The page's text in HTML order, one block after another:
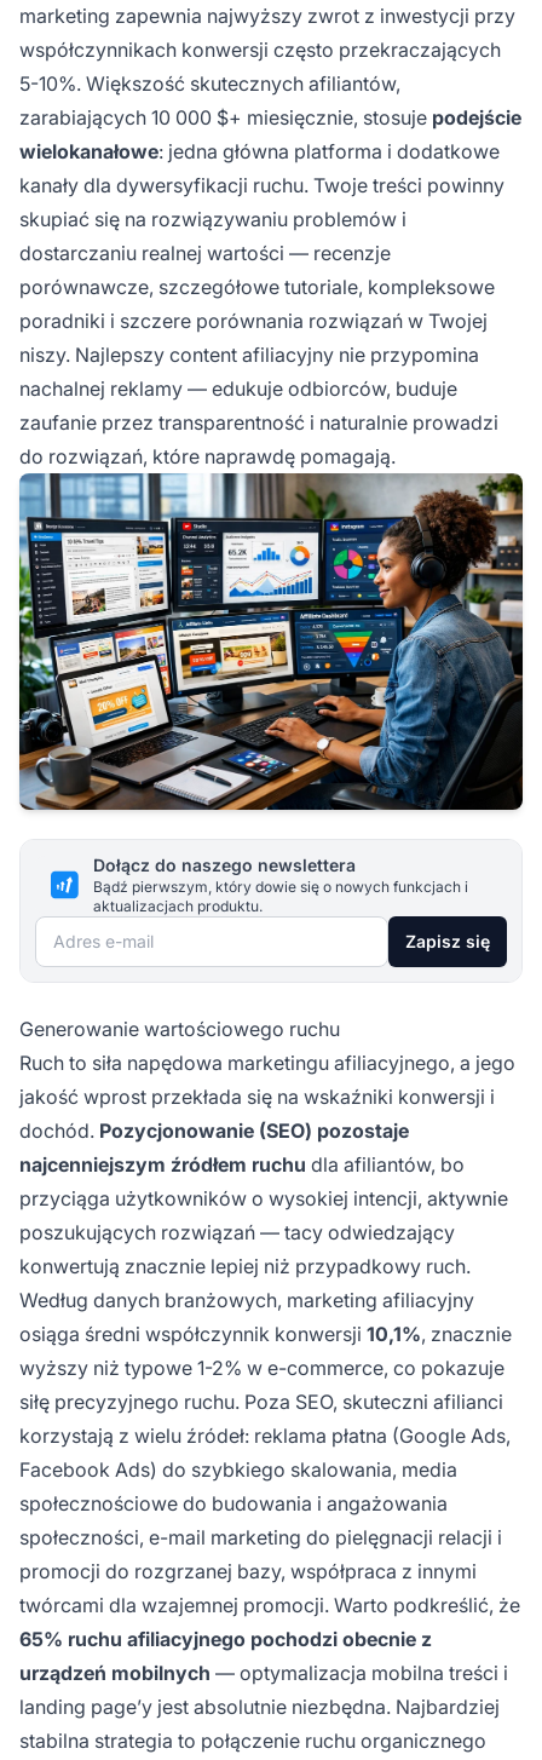
marketing zapewnia najwyższy zwrot z inwestycji przy
współczynnikach konwersji często przekraczających
5-10%. Większość skutecznych afiliantów,
zarabiających 10 000 $+ miesięcznie, stosuje podejście
wielokanałowe: jedna główna platforma i dodatkowe
kanały dla dywersyfikacji ruchu. Twoje treści powinny
skupiać się na rozwiązywaniu problemów i
dostarczaniu realnej wartości — recenzje
porównawcze, szczegółowe tutoriale, kompleksowe
poradniki i szczere porównania rozwiązań w Twojej
niszy. Najlepszy content afiliacyjny nie przypomina
nachalnej reklamy — edukuje odbiorców, buduje
zaufanie przez transparentność i naturalnie prowadzi
do rozwiązań, które naprawdę pomagają.
Dołącz do naszego newslettera
Bądź pierwszym, który dowie się o nowych funkcjach i
aktualizacjach produktu.
Adres e-mail Zapisz się
Generowanie wartościowego ruchu
Ruch to siła napędowa marketingu afiliacyjnego, a jego
jakość wprost przekłada się na wskaźniki konwersji i
dochód. Pozycjonowanie (SEO) pozostaje
najcenniejszym źródłem ruchu dla afiliantów, bo
przyciąga użytkowników o wysokiej intencji, aktywnie
poszukujących rozwiązań — tacy odwiedzający
konwertują znacznie lepiej niż przypadkowy ruch.
Według danych branżowych, marketing afiliacyjny
osiąga średni współczynnik konwersji 10,1%, znacznie
wyższy niż typowe 1-2% w e-commerce, co pokazuje
siłę precyzyjnego ruchu. Poza SEO, skuteczni afilianci
korzystają z wielu źródeł: reklama płatna (Google Ads,
Facebook Ads) do szybkiego skalowania, media
społecznościowe do budowania i angażowania
społeczności, e-mail marketing do pielęgnacji relacji i
promocji do rozgrzanej bazy, współpraca z innymi
twórcami dla wzajemnej promocji. Warto podkreślić, że
65% ruchu afiliacyjnego pochodzi obecnie z
urządzeń mobilnych — optymalizacja mobilna treści i
landing page’y jest absolutnie niezbędna. Najbardziej
stabilna strategia to połączenie ruchu organicznego